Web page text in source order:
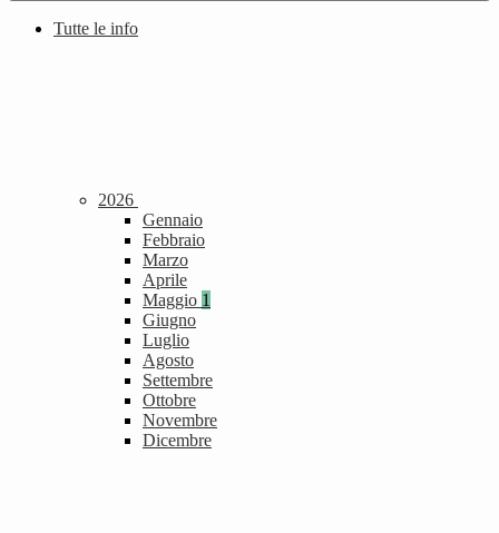
Tutte le info
2026
Gennaio
Febbraio
Marzo
Aprile
Maggio 1
Giugno
Luglio
Agosto
Settembre
Ottobre
Novembre
Dicembre